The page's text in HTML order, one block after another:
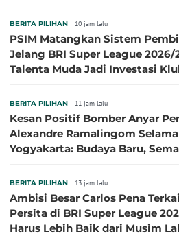
BERITA PILIHAN 10 jam lalu
PSIM Matangkan Sistem
Jelang BRI Super League 2026/
Talenta Muda Jadi Investasi
BERITA PILIHAN 11 jam lalu
Kesan Positif Bomber Anyar
Alexandre Ramalingom Selama
Yogyakarta: Budaya Baru,
BERITA PILIHAN 13 jam lalu
Ambisi Besar Carlos Pena
Persita di BRI Super League
Harus Lebih Baik dari Musim